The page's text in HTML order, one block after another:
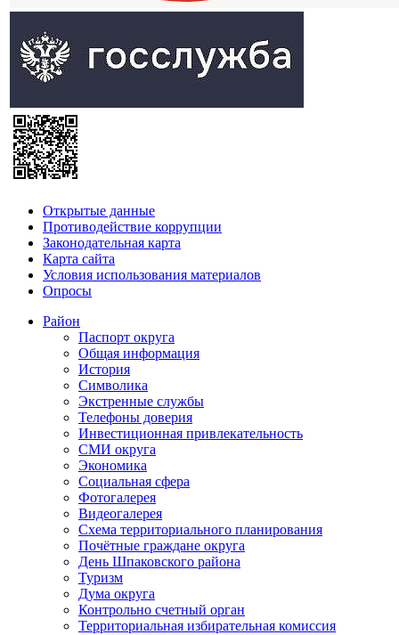
Открытые данные
Противодействие коррупции
Законодательная карта
Карта сайта
Условия использования материалов
Опросы
Район
Паспорт округа
Общая информация
История
Символика
Экстренные службы
Телефоны доверия
Инвестиционная привлекательность
СМИ округа
Экономика
Социальная сфера
Фотогалерея
Видеогалерея
Схема территориального планирования
Почётные граждане округа
День Шпаковского района
Туризм
Дума округа
Контрольно счетный орган
Территориальная избирательная комиссия